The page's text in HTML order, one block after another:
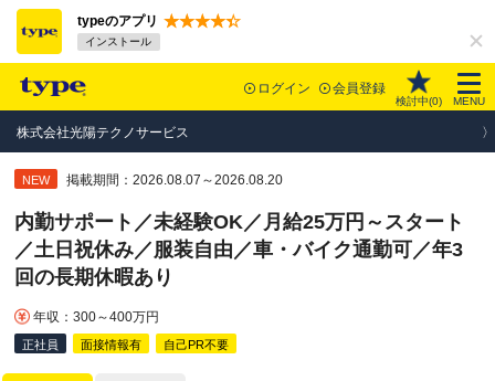
typeのアプリ
インストール
ログイン 会員登録
検討中(0) MENU
株式会社光陽テクノサービス
NEW 掲載期間：2026.08.07～2026.08.20
内勤サポート／未経験OK／月給25万円～スタート
／土日祝休み／服装自由／車・バイク通勤可／年3
回の長期休暇あり
年収：300～400万円
正社員 面接情報有 自己PR不要